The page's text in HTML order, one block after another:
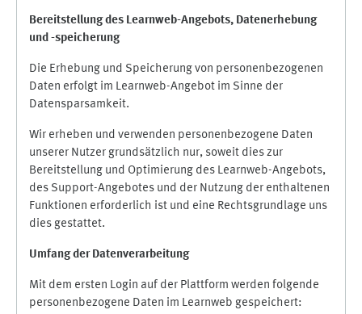
Bereitstellung des Learnweb-Angebots, Datenerhebung
und -speicherung
Die Erhebung und Speicherung von personenbezogenen
Daten erfolgt im Learnweb-Angebot im Sinne der
Datensparsamkeit.
Wir erheben und verwenden personenbezogene Daten
unserer Nutzer grundsätzlich nur, soweit dies zur
Bereitstellung und Optimierung des Learnweb-Angebots,
des Support-Angebotes und der Nutzung der enthaltenen
Funktionen erforderlich ist und eine Rechtsgrundlage uns
dies gestattet.
Umfang der Datenverarbeitung
Mit dem ersten Login auf der Plattform werden folgende
personenbezogene Daten im Learnweb gespeichert: